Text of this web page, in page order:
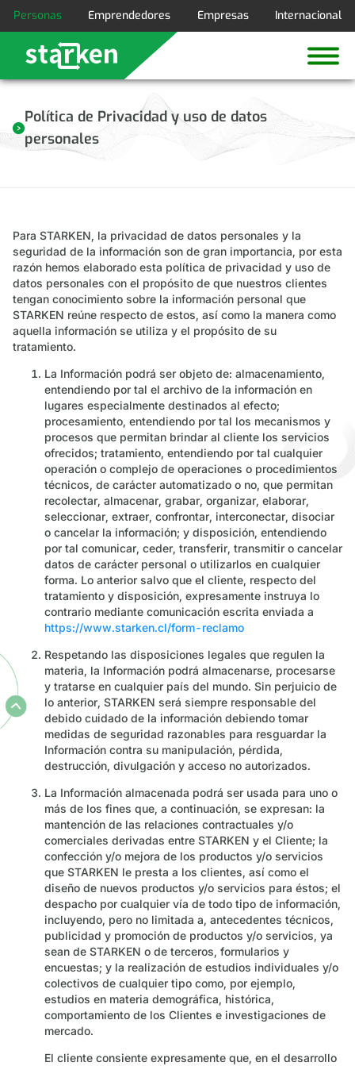
Personas Emprendedores Empresas Internacional
Política de Privacidad y uso de datos
personales
Para STARKEN, la privacidad de datos personales y la
seguridad de la información son de gran importancia, por esta
razón hemos elaborado esta política de privacidad y uso de
datos personales con el propósito de que nuestros clientes
tengan conocimiento sobre la información personal que
STARKEN reúne respecto de estos, así como la manera como
aquella información se utiliza y el propósito de su
tratamiento.
La Información podrá ser objeto de: almacenamiento,
entendiendo por tal el archivo de la información en
lugares especialmente destinados al efecto;
procesamiento, entendiendo por tal los mecanismos y
procesos que permitan brindar al cliente los servicios
ofrecidos; tratamiento, entendiendo por tal cualquier
operación o complejo de operaciones o procedimientos
técnicos, de carácter automatizado o no, que permitan
recolectar, almacenar, grabar, organizar, elaborar,
seleccionar, extraer, confrontar, interconectar, disociar
o cancelar la información; y disposición, entendiendo
por tal comunicar, ceder, transferir, transmitir o cancelar
datos de carácter personal o utilizarlos en cualquier
forma. Lo anterior salvo que el cliente, respecto del
tratamiento y disposición, expresamente instruya lo
contrario mediante comunicación escrita enviada a
https://www.starken.cl/form-reclamo
Respetando las disposiciones legales que regulen la
materia, la Información podrá almacenarse, procesarse
y tratarse en cualquier país del mundo. Sin perjuicio de
lo anterior, STARKEN será siempre responsable del
debido cuidado de la información debiendo tomar
medidas de seguridad razonables para resguardar la
Información contra su manipulación, pérdida,
destrucción, divulgación y acceso no autorizados.
La Información almacenada podrá ser usada para uno o
más de los fines que, a continuación, se expresan: la
mantención de las relaciones contractuales y/o
comerciales derivadas entre STARKEN y el Cliente; la
confección y/o mejora de los productos y/o servicios
que STARKEN le presta a los clientes, así como el
diseño de nuevos productos y/o servicios para éstos; el
despacho por cualquier vía de todo tipo de información,
incluyendo, pero no limitada a, antecedentes técnicos,
publicidad y promoción de productos y/o servicios, ya
sean de STARKEN o de terceros, formularios y
encuestas; y la realización de estudios individuales y/o
colectivos de cualquier tipo como, por ejemplo,
estudios en materia demográfica, histórica,
comportamiento de los Clientes e investigaciones de
mercado.
El cliente consiente expresamente que, en el desarrollo